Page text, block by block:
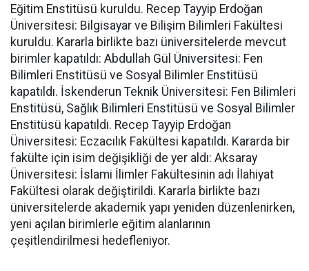
Eğitim Enstitüsü kuruldu. Recep Tayyip Erdoğan
Üniversitesi: Bilgisayar ve Bilişim Bilimleri Fakültesi
kuruldu. Kararla birlikte bazı üniversitelerde mevcut
birimler kapatıldı: Abdullah Gül Üniversitesi: Fen
Bilimleri Enstitüsü ve Sosyal Bilimler Enstitüsü
kapatıldı. İskenderun Teknik Üniversitesi: Fen Bilimleri
Enstitüsü, Sağlık Bilimleri Enstitüsü ve Sosyal Bilimler
Enstitüsü kapatıldı. Recep Tayyip Erdoğan
Üniversitesi: Eczacılık Fakültesi kapatıldı. Kararda bir
fakülte için isim değişikliği de yer aldı: Aksaray
Üniversitesi: İslami İlimler Fakültesinin adı İlahiyat
Fakültesi olarak değiştirildi. Kararla birlikte bazı
üniversitelerde akademik yapı yeniden düzenlenirken,
yeni açılan birimlerle eğitim alanlarının
çeşitlendirilmesi hedefleniyor.